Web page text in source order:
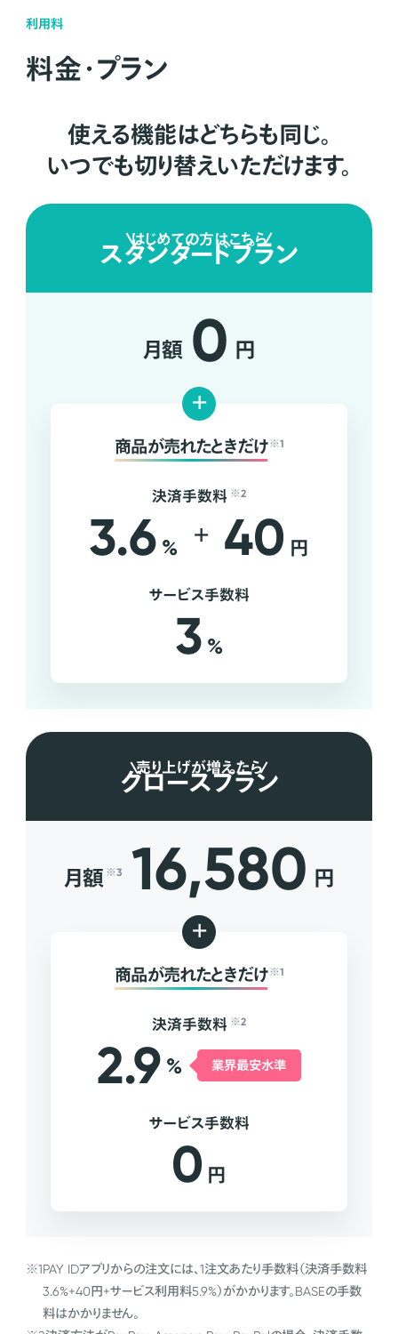
利用料
料金・プラン
使える機能はどちらも同じ。
いつでも切り替えいただけます。
はじめての方はこちら
スタンダードプラン
月額 0 円
+
商品が売れたときだけ ※1
決済手数料 ※2
3.6 % + 40 円
サービス手数料
3 %
売り上げが増えたら
グロースプラン
月額 ※3 16,580 円
+
商品が売れたときだけ ※1
決済手数料 ※2
2.9 % 業界最安水準
サービス手数料
0 円
※1PAY IDアプリからの注文には、1注文あたり手数料（決済手数料
3.6%+40円+サービス利用料5.9%）がかかります。BASEの手数
料はかかりません。